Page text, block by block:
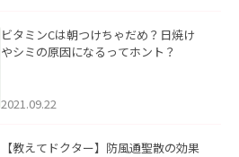
ビタミンCは朝つけちゃだめ？日焼け
やシミの原因になるってホント？
2021.09.22
【教えてドクター】防風通聖散の効果